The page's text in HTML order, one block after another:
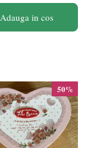
Adauga in cos
50%